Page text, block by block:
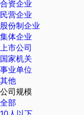
合资企业
民营企业
股份制企业
集体企业
上市公司
国家机关
事业单位
其他
公司规模
全部